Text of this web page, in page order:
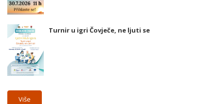
Turnir u igri Čovječe, ne ljuti se
Više